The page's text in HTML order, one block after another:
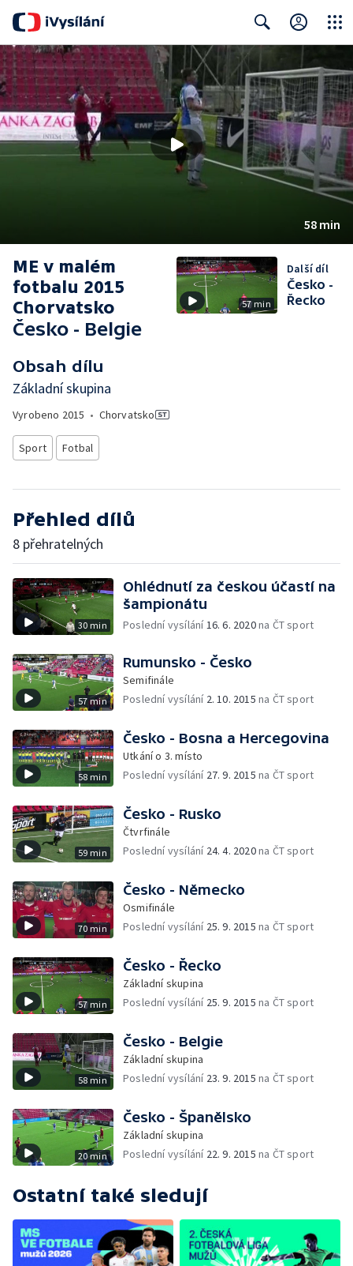
Search
58 min
ME v malém
fotbalu 2015
Chorvatsko
Česko - Belgie
Obsah dílu
Základní skupina
Vyrobeno 2015 • Chorvatsko
Sport Fotbal
57 min
Další díl
Česko -
Řecko
Přehled dílů
8 přehratelných
30 min
Ohlédnutí za českou účastí na
šampionátu
Poslední vysílání16. 6. 2020na ČT sport
57 min
Rumunsko - Česko
Semifinále
Poslední vysílání 2. 10. 2015 na ČT sport
58 min
Česko - Bosna a Hercegovina
Utkání o 3. místo
Poslední vysílání 27. 9. 2015 na ČT sport
59 min
Česko - Rusko
Čtvrfinále
Poslední vysílání 24. 4. 2020na ČT sport
70 min
Česko - Německo
Osmifinále
Poslední vysílání 25. 9. 2015 na ČT sport
57 min
Česko - Řecko
Základní skupina
Poslední vysílání 25. 9. 2015 na ČT sport
58 min
Česko - Belgie
Základní skupina
Poslední vysílání 23. 9. 2015 na ČT sport
20 min
Česko - Španělsko
Základní skupina
Poslední vysílání 22. 9. 2015 na ČT sport
Ostatní také sledují